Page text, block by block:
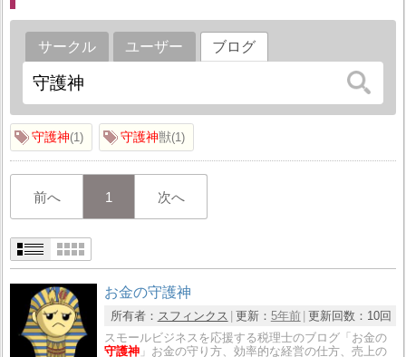
サークル ユーザー ブログ
守護神 1 守護神獣 1
前へ 1 次へ
お金の守護神
所有者： スフィンクス 更新： 5年前 更新回数： 10回
スモールビジネスを応援する税理士のブログ「お金の
守護神 」お金の守り方、効率的な経営の仕方、売上の